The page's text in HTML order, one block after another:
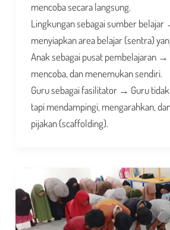
mencoba secara langsung.
Lingkungan sebagai sumber belajar
menyiapkan area belajar (sentra)
Anak sebagai pusat pembelajaran
mencoba, dan menemukan sendiri.
Guru sebagai fasilitator → Guru
tapi mendampingi, mengarahkan,
pijakan (scaffolding).